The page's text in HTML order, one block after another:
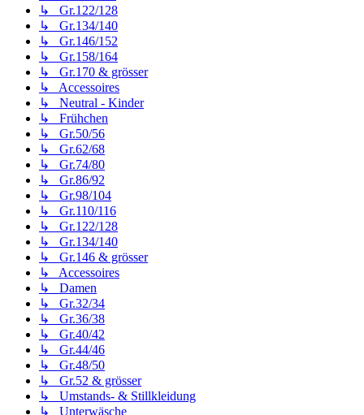
↳ Gr.122/128
↳ Gr.134/140
↳ Gr.146/152
↳ Gr.158/164
↳ Gr.170 & grösser
↳ Accessoires
↳ Neutral - Kinder
↳ Frühchen
↳ Gr.50/56
↳ Gr.62/68
↳ Gr.74/80
↳ Gr.86/92
↳ Gr.98/104
↳ Gr.110/116
↳ Gr.122/128
↳ Gr.134/140
↳ Gr.146 & grösser
↳ Accessoires
↳ Damen
↳ Gr.32/34
↳ Gr.36/38
↳ Gr.40/42
↳ Gr.44/46
↳ Gr.48/50
↳ Gr.52 & grösser
↳ Umstands- & Stillkleidung
↳ Unterwäsche